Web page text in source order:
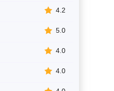
4.2
5.0
4.0
4.0